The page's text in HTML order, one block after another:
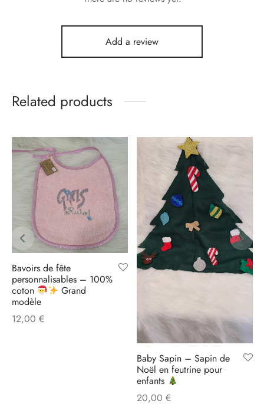
Add a review
Related products
Bavoirs de fête
personnalisables – 100%
coton
Grand
modèle
12,00 €
Baby Sapin – Sapin de
Noël en feutrine pour
enfants
20,00 €